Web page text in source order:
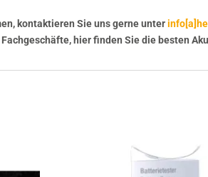
kontaktieren Sie uns gerne unter
hier finden Sie die besten